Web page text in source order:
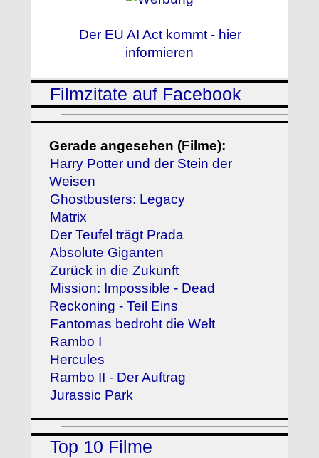
Der EU AI Act kommt - hier
informieren
Filmzitate auf Facebook
Gerade angesehen (Filme):
Harry Potter und der Stein der
Weisen
Ghostbusters: Legacy
Matrix
Der Teufel trägt Prada
Absolute Giganten
Zurück in die Zukunft
Mission: Impossible - Dead
Reckoning - Teil Eins
Fantomas bedroht die Welt
Rambo I
Hercules
Rambo II - Der Auftrag
Jurassic Park
Top 10 Filme